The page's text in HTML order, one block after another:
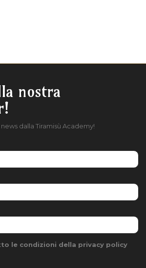
nostra
dalla Tiramisù Academy!
le condizioni della privacy policy